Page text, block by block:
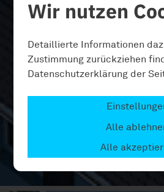
Wir nutzen
Detaillierte Informationen
Zustimmung zurückziehen
Datenschutzerklärung der
Alle
Alle